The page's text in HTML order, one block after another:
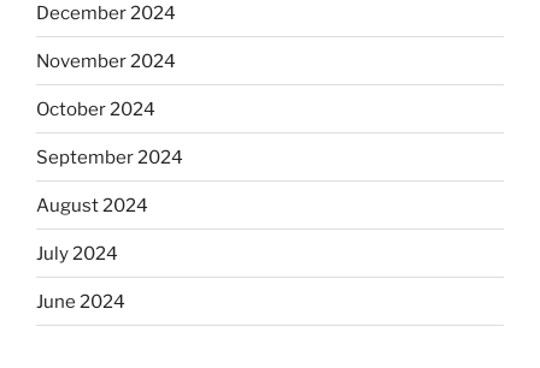
December 2024
November 2024
October 2024
September 2024
August 2024
July 2024
June 2024